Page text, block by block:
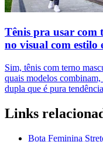
Tênis pra usar com
no visual com estilo
Sim, tênis com terno
quais modelos combinam,
dupla que é pura
Links
Bota Feminina